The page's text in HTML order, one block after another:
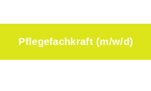
Pflegefachkraft (m/w/d)